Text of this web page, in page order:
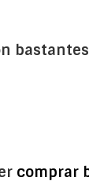
comprar